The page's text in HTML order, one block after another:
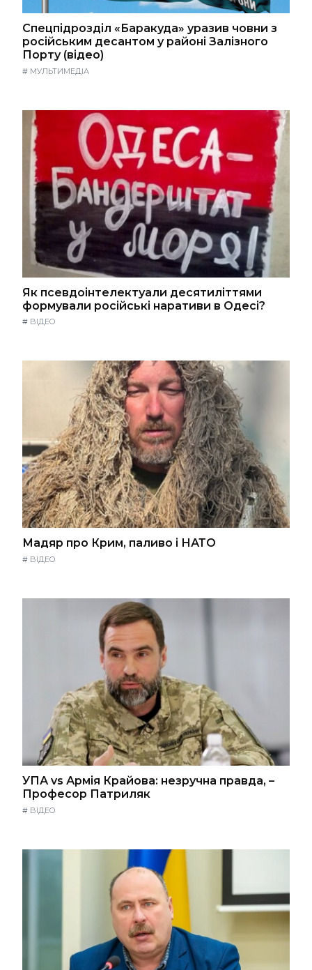
Спецпідрозділ «Баракуда» уразив човни з
російським десантом у районі Залізного
Порту (відео)
# МУЛЬТИМЕДІА
Як псевдоінтелектуали десятиліттями
формували російські наративи в Одесі?
# ВІДЕО
Мадяр про Крим, паливо і НАТО
# ВІДЕО
УПА vs Армія Крайова: незручна правда, –
Професор Патриляк
# ВІДЕО